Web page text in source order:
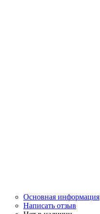
Основная информация
Написать отзыв